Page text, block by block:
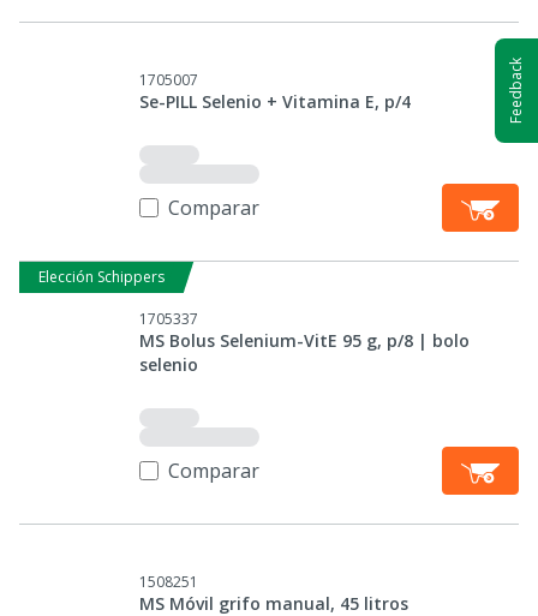
1705007
Se-PILL Selenio + Vitamina E, p/4
Comparar
Elección Schippers
1705337
MS Bolus Selenium-VitE 95 g, p/8 | bolo
selenio
Comparar
1508251
MS Móvil grifo manual, 45 litros
Feedback